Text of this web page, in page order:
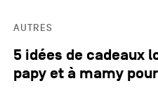
AUTRES
5 idées de cadeaux
papy et à mamy